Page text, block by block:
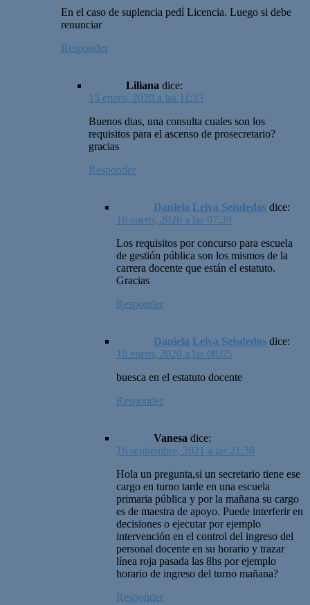
En el caso de suplencia pedí Licencia. Luego si debe
renunciar
Responder
Liliana dice:
15 enero, 2020 a las 11:35
Buenos dias, una consulta cuales son los
requisitos para el ascenso de prosecretario?
gracias
Responder
Daniela Leiva Seisdedos dice:
16 enero, 2020 a las 07:39
Los requisitos por concurso para escuela
de gestión pública son los mismos de la
carrera docente que están el estatuto.
Gracias
Responder
Daniela Leiva Seisdedos dice:
16 enero, 2020 a las 08:05
buesca en el estatuto docente
Responder
Vanesa dice:
16 septiembre, 2021 a las 21:38
Hola un pregunta,si un secretario tiene ese
cargo en turno tarde en una escuela
primaria pública y por la mañana su cargo
es de maestra de apoyo. Puede interferir en
decisiones o ejecutar por ejemplo
intervención en el control del ingreso del
personal docente en su horario y trazar
línea roja pasada las 8hs por ejemplo
horario de ingreso del turno mañana?
Responder